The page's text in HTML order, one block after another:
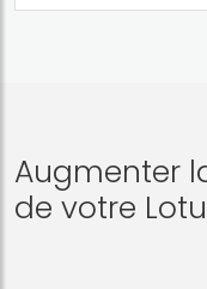
Augmenter
de votre